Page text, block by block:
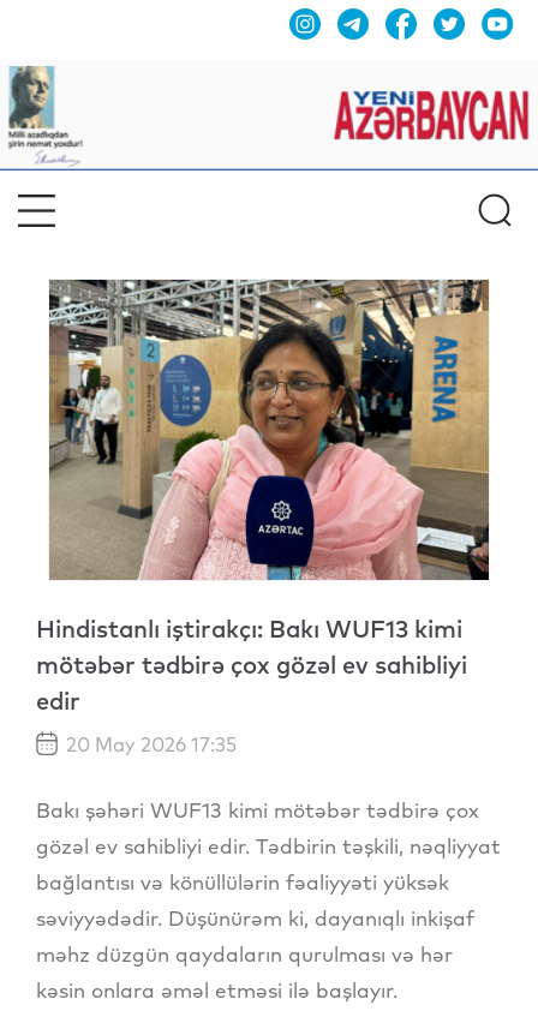
Hindistanlı iştirakçı: Bakı WUF13 kimi
mötəbər tədbirə çox gözəl ev sahibliyi
edir
20 May 2026 17:35
Bakı şəhəri WUF13 kimi mötəbər tədbirə çox
gözəl ev sahibliyi edir. Tədbirin təşkili, nəqliyyat
bağlantısı və könüllülərin fəaliyyəti yüksək
səviyyədədir. Düşünürəm ki, dayanıqlı inkişaf
məhz düzgün qaydaların qurulması və hər
kəsin onlara əməl etməsi ilə başlayır.